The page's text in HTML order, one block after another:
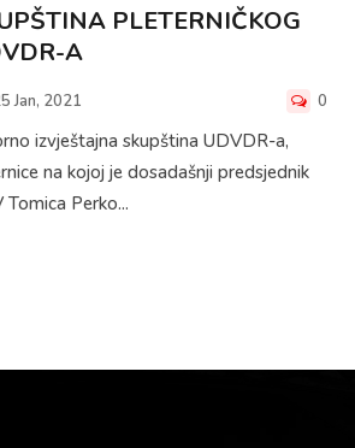
PLETERNIČKOG
A
Jan, 2021 0
izvještajna skupština UDVDR-a,
na kojoj je dosadašnji predsjednik
Perko...